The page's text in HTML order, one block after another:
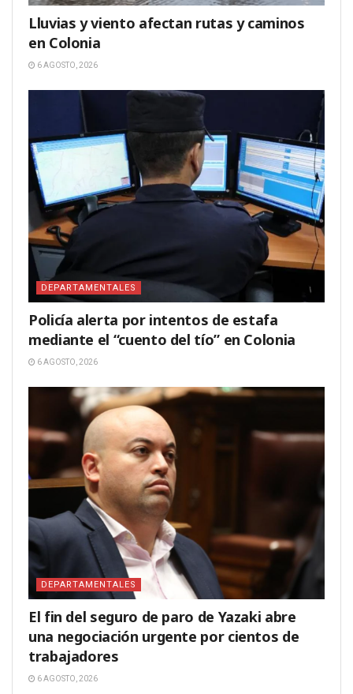
Lluvias y viento afectan rutas y caminos
en Colonia
6 AGOSTO, 2026
DEPARTAMENTALES
Policía alerta por intentos de estafa
mediante el “cuento del tío” en Colonia
6 AGOSTO, 2026
DEPARTAMENTALES
El fin del seguro de paro de Yazaki abre
una negociación urgente por cientos de
trabajadores
6 AGOSTO, 2026